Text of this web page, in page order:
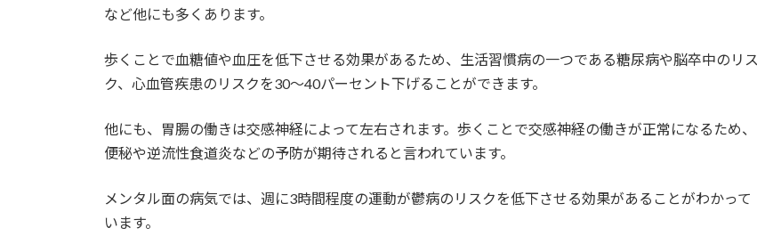
など他にも多くあります。
歩くことで血糖値や血圧を低下させる効果があるため、生活習慣病の一つである糖尿病や脳卒中のリス
ク、心血管疾患のリスクを30～40パーセント下げることができます。
他にも、胃腸の働きは交感神経によって左右されます。歩くことで交感神経の働きが正常になるため、
便秘や逆流性食道炎などの予防が期待されると言われています。
メンタル面の病気では、週に3時間程度の運動が鬱病のリスクを低下させる効果があることがわかって
います。